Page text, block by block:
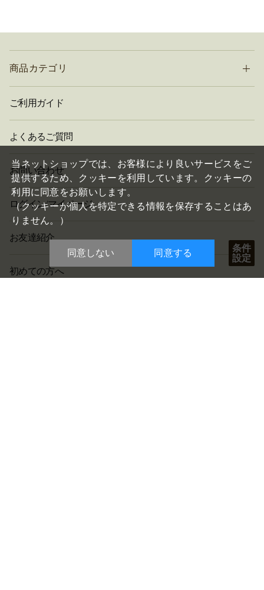
条件
設定
商品カテゴリ
ご利用ガイド
よくあるご質問
お問い合わせ
ログイン/マイページ
お友達紹介
初めての方へ
当ネットショップでは、お客様により良いサービスをご
提供するため、クッキーを利用しています。クッキーの
利用に同意をお願いします。
（クッキーが個人を特定できる情報を保存することはあ
りません。）
同意しない
閉
じ
る
同意する